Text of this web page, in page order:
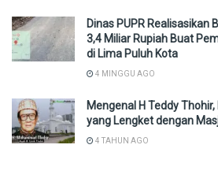
Dinas PUPR Realisasikan
3,4 Miliar Rupiah Buat
di Lima Puluh Kota
4 MINGGU AGO
Mengenal H Teddy
yang Lengket dengan
4 TAHUN AGO